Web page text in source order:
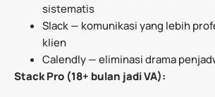
sistematis
Slack — komunikasi yang lebih
klien
Calendly — eliminasi drama
Stack Pro (18+ bulan jadi VA):